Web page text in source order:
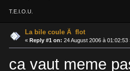
T.E.I.O.U.
La bile coule Ã flot
«Reply #1 on: 24 August 2006 à 01:02:53
ca vaut meme